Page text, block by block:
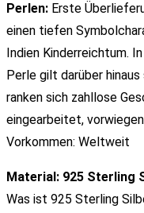
Perlen: Erste
einen tiefen
Indien Kinderreichtum.
Perle gilt darüber
ranken sich zahllose
eingearbeitet,
Vorkommen: Weltweit
Material: 925 Sterling
Was ist 925 Sterling